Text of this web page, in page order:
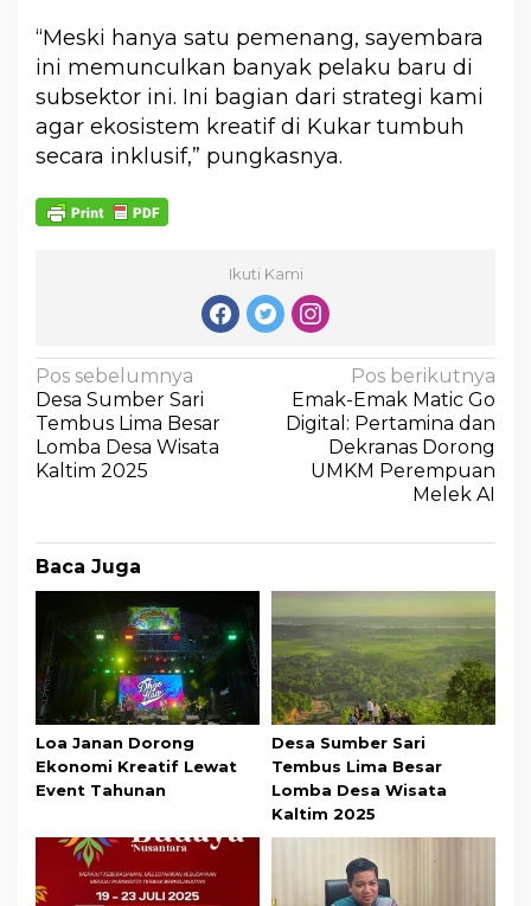
“Meski hanya satu pemenang, sayembara
ini memunculkan banyak pelaku baru di
subsektor ini. Ini bagian dari strategi kami
agar ekosistem kreatif di Kukar tumbuh
secara inklusif,” pungkasnya.
Ikuti Kami
Pos sebelumnya
Desa Sumber Sari
Tembus Lima Besar
Lomba Desa Wisata
Kaltim 2025
Pos berikutnya
Emak-Emak Matic Go
Digital: Pertamina dan
Dekranas Dorong
UMKM Perempuan
Melek AI
Baca Juga
Loa Janan Dorong
Ekonomi Kreatif Lewat
Event Tahunan
Desa Sumber Sari
Tembus Lima Besar
Lomba Desa Wisata
Kaltim 2025